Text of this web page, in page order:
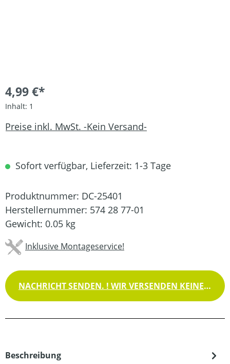
4,99 €*
Inhalt: 1
Preise inkl. MwSt. -Kein Versand-
Sofort verfügbar, Lieferzeit: 1-3 Tage
Produktnummer: DC-25401
Herstellernummer: 574 28 77-01
Gewicht: 0.05 kg
Inklusive Montageservice!
NACHRICHT SENDEN. ! WIR VERSENDEN KEINE WAREN !
Beschreibung